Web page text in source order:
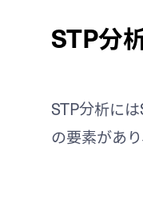
STP分
STP分析に
の要素があ